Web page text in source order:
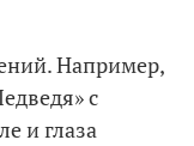
Например,
с
и глаза